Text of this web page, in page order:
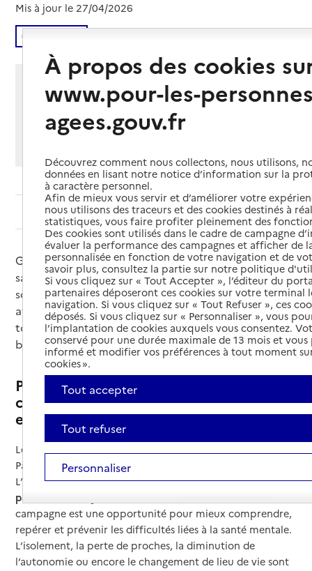
Mis à jour le 27/04/2026
Partager cette page
ImprimerPartager par email
Partager sur Facebook
Partager sur X
Partager sur Linkedin
Si vous souhaitez partager sur Facebook, LinkedIn, X et
Sommaire
Grande cause nationale den 2025 et en 2026, la
santé mentale concerne tout le monde, quel que
soit son âge et ne doit pas être un tabou. En étant
attentif aux signes d’alerte et en sachant vers qui se
tourner, il est possible de contribuer à préserver son
bien-être mental et celui de ses proches aidants.
Pourquoi choisir la santé mentale
comme grande cause nationale en 2025
et 2026 ?
Le slogan choisi pour cette grande cause nationale est «
Parlons santé mentale ! ».
L’objectif est d’informer, de permettre une libération de la
parole sur ce sujet et d'améliorer l’accès aux soin
campagne est une opportunité pour mieux comprendre,
repérer et prévenir les difficultés liées à la santé mentale.
L’isolement, la perte de proches, la diminution de
l’autonomie ou encore le changement de lieu de vie sont
À propos des cookies
www.pour-les-
agees.gouv.fr
Découvrez comment nous collectons, nous utilisons,
données en lisant notre notice d’information sur la
à caractère personnel.
Afin de mieux vous servir et d’améliorer votre
nous utilisons des traceurs et des cookies destinés à
statistiques, vous faire profiter pleinement des
Des cookies sont utilisés dans le cadre de campagne
évaluer la performance des campagnes et afficher de
personnalisée en fonction de votre navigation et de
savoir plus, consultez la partie sur notre politique
Si vous cliquez sur « Tout Accepter », l’éditeur du
partenaires déposeront ces cookies sur votre terminal
navigation. Si vous cliquez sur « Tout Refuser », ces
déposés. Si vous cliquez sur « Personnaliser », vous
l’implantation de cookies auxquels vous consentez.
conservé pour une durée maximale de 13 mois et
informé et modifier vos préférences à tout moment
cookies ».
Tout accepter
Tout refuser
Personnaliser